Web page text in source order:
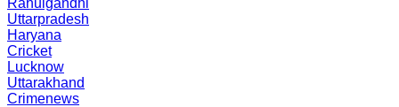
Rahulgandhi
Uttarpradesh
Haryana
Cricket
Lucknow
Uttarakhand
Crimenews